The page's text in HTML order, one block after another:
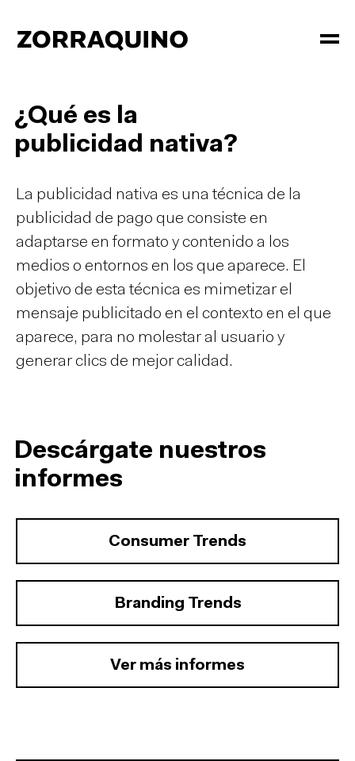
¿Qué es la
publicidad nativa?
La publicidad nativa es una técnica de la
publicidad de pago que consiste en
adaptarse en formato y contenido a los
medios o entornos en los que aparece. El
objetivo de esta técnica es mimetizar el
mensaje publicitado en el contexto en el que
aparece, para no molestar al usuario y
generar clics de mejor calidad.
Descárgate nuestros
informes
Consumer Trends
Branding Trends
Ver más informes